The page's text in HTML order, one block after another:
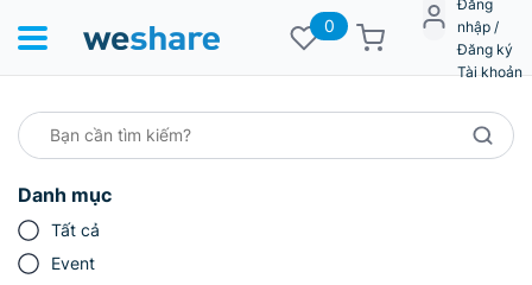
0
Đăng
nhập /
Đăng ký
Tài khoản
Danh mục
Tất cả
Event